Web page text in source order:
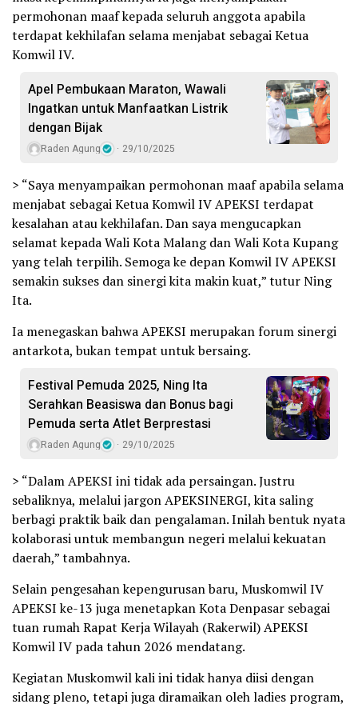
permohonan maaf kepada seluruh anggota apabila
terdapat kekhilafan selama menjabat sebagai Ketua
Komwil IV.
Apel Pembukaan Maraton, Wawali
Ingatkan untuk Manfaatkan Listrik
dengan Bijak
Raden Agung 29/10/2025
> “Saya menyampaikan permohonan maaf apabila selama
menjabat sebagai Ketua Komwil IV APEKSI terdapat
kesalahan atau kekhilafan. Dan saya mengucapkan
selamat kepada Wali Kota Malang dan Wali Kota Kupang
yang telah terpilih. Semoga ke depan Komwil IV APEKSI
semakin sukses dan sinergi kita makin kuat,” tutur Ning
Ita.
Ia menegaskan bahwa APEKSI merupakan forum sinergi
antarkota, bukan tempat untuk bersaing.
Festival Pemuda 2025, Ning Ita
Serahkan Beasiswa dan Bonus bagi
Pemuda serta Atlet Berprestasi
Raden Agung 29/10/2025
> “Dalam APEKSI ini tidak ada persaingan. Justru
sebaliknya, melalui jargon APEKSINERGI, kita saling
berbagi praktik baik dan pengalaman. Inilah bentuk nyata
kolaborasi untuk membangun negeri melalui kekuatan
daerah,” tambahnya.
Selain pengesahan kepengurusan baru, Muskomwil IV
APEKSI ke-13 juga menetapkan Kota Denpasar sebagai
tuan rumah Rapat Kerja Wilayah (Rakerwil) APEKSI
Komwil IV pada tahun 2026 mendatang.
Kegiatan Muskomwil kali ini tidak hanya diisi dengan
sidang pleno, tetapi juga diramaikan oleh ladies program,